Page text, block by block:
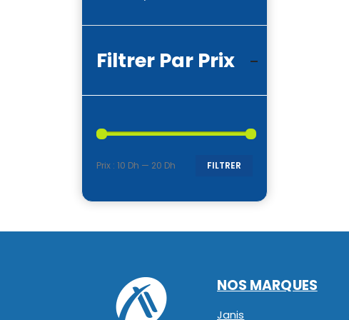
Filtrer Par Prix
FILTRER
Prix : 10 Dh — 20 Dh
NOS MARQUES
Janis